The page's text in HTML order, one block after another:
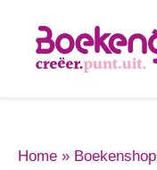
Home » Boekenshop